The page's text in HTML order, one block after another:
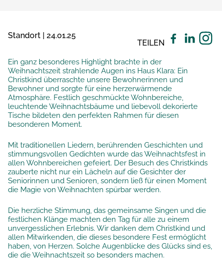
Standort | 24.01.25
TEILEN
Ein ganz besonderes Highlight brachte in der
Weihnachtszeit strahlende Augen ins Haus Klara: Ein
Christkind überraschte unsere Bewohnerinnen und
Bewohner und sorgte für eine herzerwärmende
Atmosphäre. Festlich geschmückte Wohnbereiche,
leuchtende Weihnachtsbäume und liebevoll dekorierte
Tische bildeten den perfekten Rahmen für diesen
besonderen Moment.
Mit traditionellen Liedern, berührenden Geschichten und
stimmungsvollen Gedichten wurde das Weihnachtsfest in
allen Wohnbereichen gefeiert. Der Besuch des Christkinds
zauberte nicht nur ein Lächeln auf die Gesichter der
Seniorinnen und Senioren, sondern ließ für einen Moment
die Magie von Weihnachten spürbar werden.
Die herzliche Stimmung, das gemeinsame Singen und die
festlichen Klänge machten den Tag für alle zu einem
unvergesslichen Erlebnis. Wir danken dem Christkind und
allen Mitwirkenden, die dieses besondere Fest ermöglicht
haben, von Herzen. Solche Augenblicke des Glücks sind es,
die die Weihnachtszeit so besonders machen.